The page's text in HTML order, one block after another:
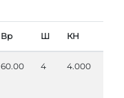
Вр Ш КН
60.00 4 4.000